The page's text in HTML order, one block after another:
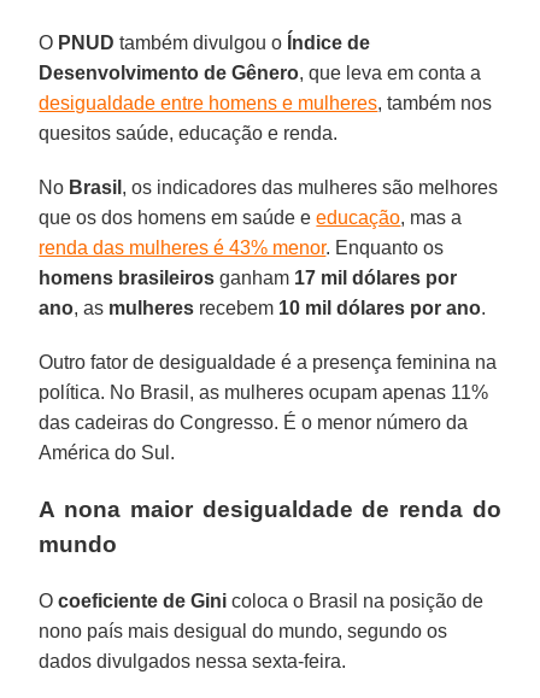
O PNUD também divulgou o Índice de
Desenvolvimento de Gênero, que leva em conta a
desigualdade entre homens e mulheres, também nos
quesitos saúde, educação e renda.
No Brasil , os indicadores das mulheres são melhores
que os dos homens em saúde eeducação, mas a
renda das mulheres é 43% menor. Enquanto os
homens brasileiros ganham 17 mil dólares por
ano, as mulheres recebem 10 mil dólares por ano.
Outro fator de desigualdade é a presença feminina na
política. No Brasil, as mulheres ocupam apenas 11%
das cadeiras do Congresso. É o menor número da
América do Sul.
A nona maior desigualdade de renda do
mundo
Ocoeficiente de Gini coloca o Brasil na posição de
nono país mais desigual do mundo, segundo os
dados divulgados nessa sexta-feira.